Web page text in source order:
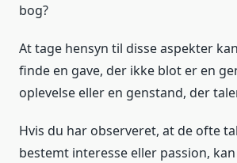
bog?
At tage hensyn til disse aspekter
finde en gave, der ikke blot er en
oplevelse eller en genstand, der
Hvis du har observeret, at de ofte
bestemt interesse eller passion,